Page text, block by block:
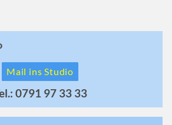
Mail ins Studio
0791 97 33 33